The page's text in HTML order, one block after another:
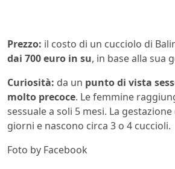
Prezzo: il costo di un cucciolo di
dai 700 euro in su, in base alla sua
Curiosità: da un punto di vista
molto precoce. Le femmine
sessuale a soli 5 mesi. La
giorni e nascono circa 3 o 4 cuccioli.
Foto by Facebook